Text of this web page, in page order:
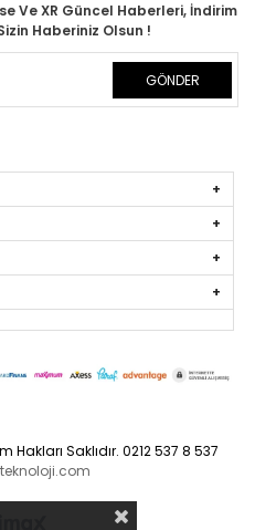
Ve XR Güncel Haberleri, İndirim
Haberiniz Olsun !
GÖNDER
Hakları Saklıdır. 0212 537 8 537